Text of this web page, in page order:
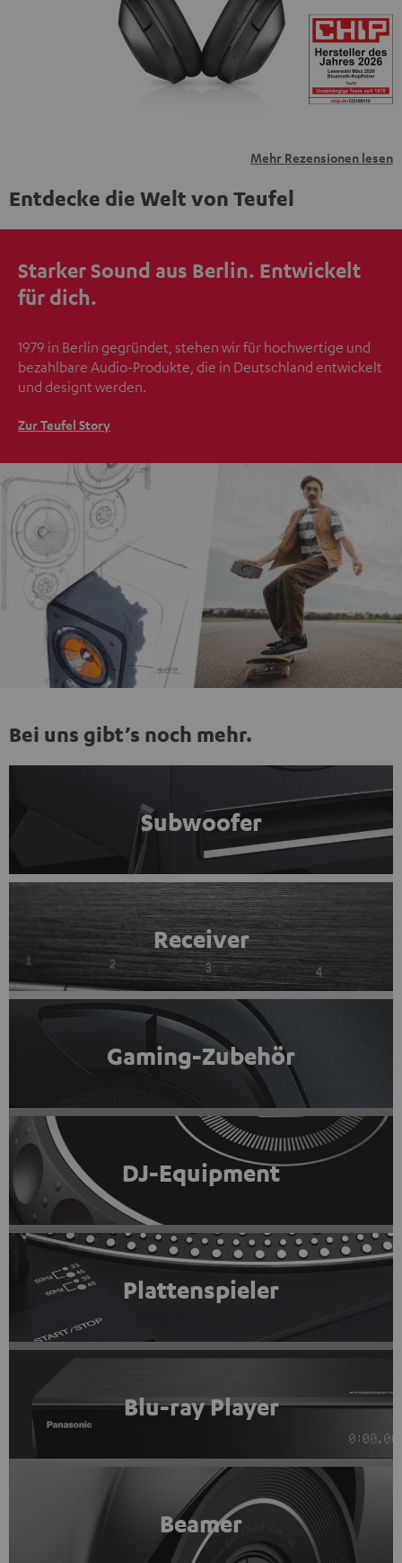
Datenschutzerklärung unter I zu finden.
Mehr Rezensionen lesen
Entdecke die Welt von Teufel
Starker Sound aus Berlin. Entwickelt
für dich.
1979 in Berlin gegründet, stehen wir für hochwertige und
bezahlbare Audio-Produkte, die in Deutschland entwickelt
und designt werden.
Zur Teufel Story
Bei uns gibt’s noch mehr.
Subwoofer
Receiver
Gaming-Zubehör
DJ-Equipment
Plattenspieler
Blu-ray Player
Beamer